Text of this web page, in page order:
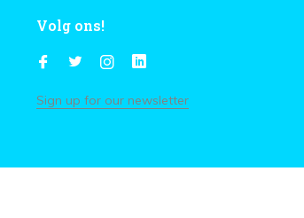
Volg ons!
Sign up for our newsletter